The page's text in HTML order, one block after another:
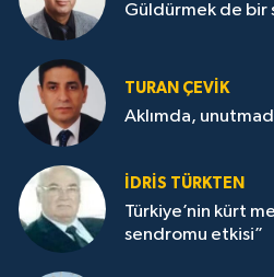
Güldürmek de bir
TURAN ÇEVİK
Aklımda,
İDRİS TÜRKTEN
Türkiye’nin kürt
sendromu etkisi”